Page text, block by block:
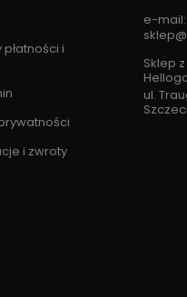
i
i zwroty
e-mail:
Sklep
ul.